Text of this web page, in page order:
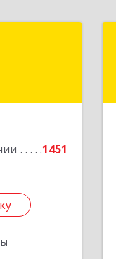
1451